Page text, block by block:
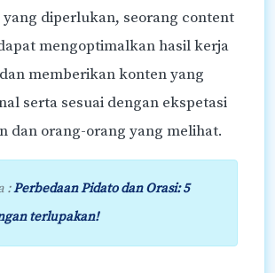
diperlukan, seorang content
mengoptimalkan hasil kerja
memberikan konten yang
serta sesuai dengan ekspetasi
dan orang-orang yang melihat.
:Perbedaan Pidato dan Orasi: 5
terlupakan!